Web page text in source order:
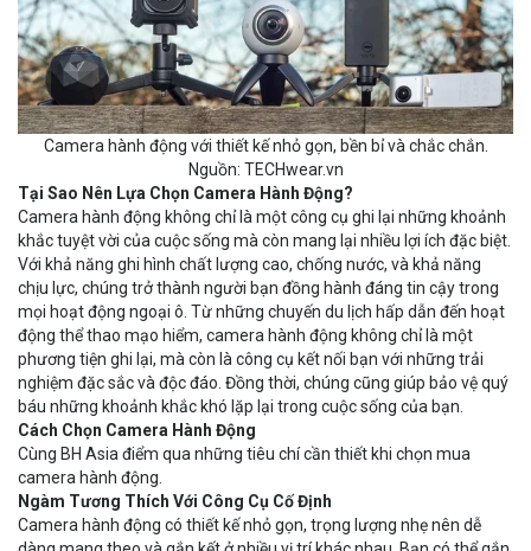
Camera hành động với thiết kế nhỏ gọn, bền bỉ và chắc chắn.
Nguồn: TECHwear.vn
Tại Sao Nên Lựa Chọn Camera Hành Động?
Camera hành động không chỉ là một công cụ ghi lại những khoảnh
khắc tuyệt vời của cuộc sống mà còn mang lại nhiều lợi ích đặc biệt.
Với khả năng ghi hình chất lượng cao, chống nước, và khả năng
chịu lực, chúng trở thành người bạn đồng hành đáng tin cậy trong
mọi hoạt động ngoại ô. Từ những chuyến du lịch hấp dẫn đến hoạt
động thể thao mạo hiểm, camera hành động không chỉ là một
phương tiện ghi lại, mà còn là công cụ kết nối bạn với những trải
nghiệm đặc sắc và độc đáo. Đồng thời, chúng cũng giúp bảo vệ quý
báu những khoảnh khắc khó lặp lại trong cuộc sống của bạn.
Cách Chọn Camera Hành Động
Cùng BH Asia điểm qua những tiêu chí cần thiết khi chọn mua
camera hành động.
Ngàm Tương Thích Với Công Cụ Cố Định
Camera hành động có thiết kế nhỏ gọn, trọng lượng nhẹ nên dễ